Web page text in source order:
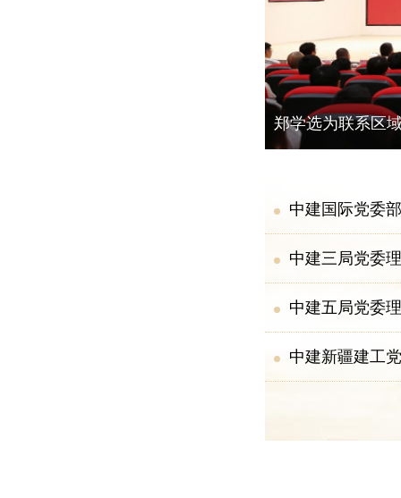
郑学选为联系区
中建国际党委
中建三局党委
中建五局党委
中建新疆建工